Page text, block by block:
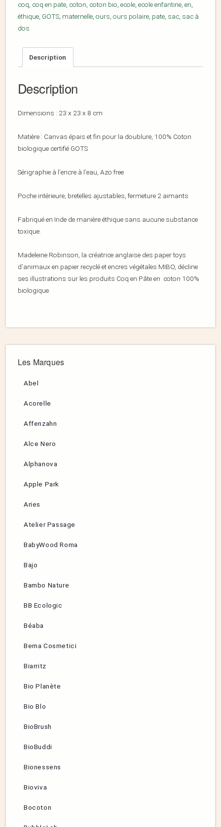
coq, coq en pate, coton, coton bio, ecole, ecole enfantine, en,
éthique, GOTS, maternelle, ours, ours polaire, pate, sac, sac à
dos
Description
Description
Dimensions : 23 x 23 x 8 cm
Matière : Canvas épais et fin pour la doublure, 100% Coton
biologique certifié GOTS
Sérigraphie à l’encre à l’eau, Azo free
Poche intérieure, bretelles ajustables, fermeture 2 aimants
Fabriqué en Inde de manière éthique sans aucune substance
toxique.
Madeleine Robinson, la créatrice anglaise des paper toys
d’animaux en papier recyclé et encres végétales MIBO, décline
ses illustrations sur les produits Coq en Pâte en coton 100%
biologique.
Les Marques
Abel
Acorelle
Affenzahn
Alce Nero
Alphanova
Apple Park
Aries
Atelier Passage
BabyWood Roma
Bajo
Bambo Nature
BB Ecologic
Béaba
Bema Cosmetici
Biarritz
Bio Planète
Bio Blo
BioBrush
BioBuddi
Bionessens
Bioviva
Bocoton